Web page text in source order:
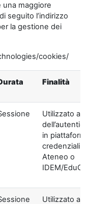
una maggiore
seguito l’indirizzo
la gestione dei
cookies/
Finalità
Utilizzato ai
in
credenziali di
Ateneo o
IDEM/
Utilizzato ai